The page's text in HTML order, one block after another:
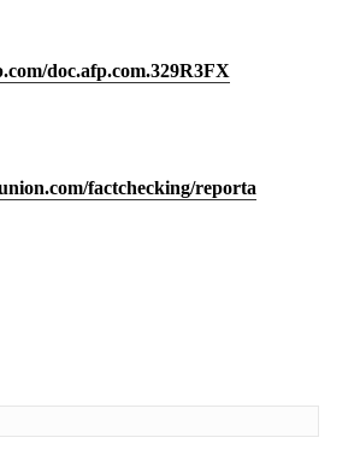
doc.afp.com.329R3FX
factchecking/reporta